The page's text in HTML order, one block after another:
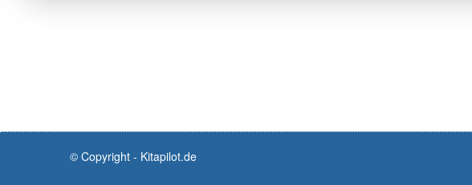
© Copyright - Kitapilot.de